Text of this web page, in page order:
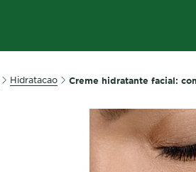
Hidratacao Creme hidratante facial: